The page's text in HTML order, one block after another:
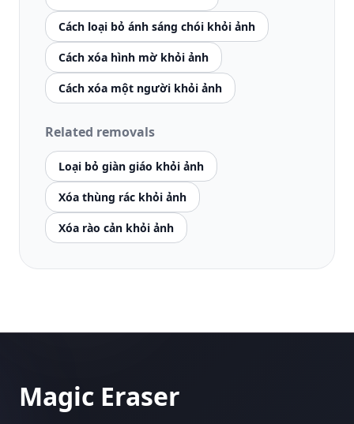
Cách loại bỏ ánh sáng chói khỏi ảnh
Cách xóa hình mờ khỏi ảnh
Cách xóa một người khỏi ảnh
Related removals
Loại bỏ giàn giáo khỏi ảnh
Xóa thùng rác khỏi ảnh
Xóa rào cản khỏi ảnh
Magic Eraser